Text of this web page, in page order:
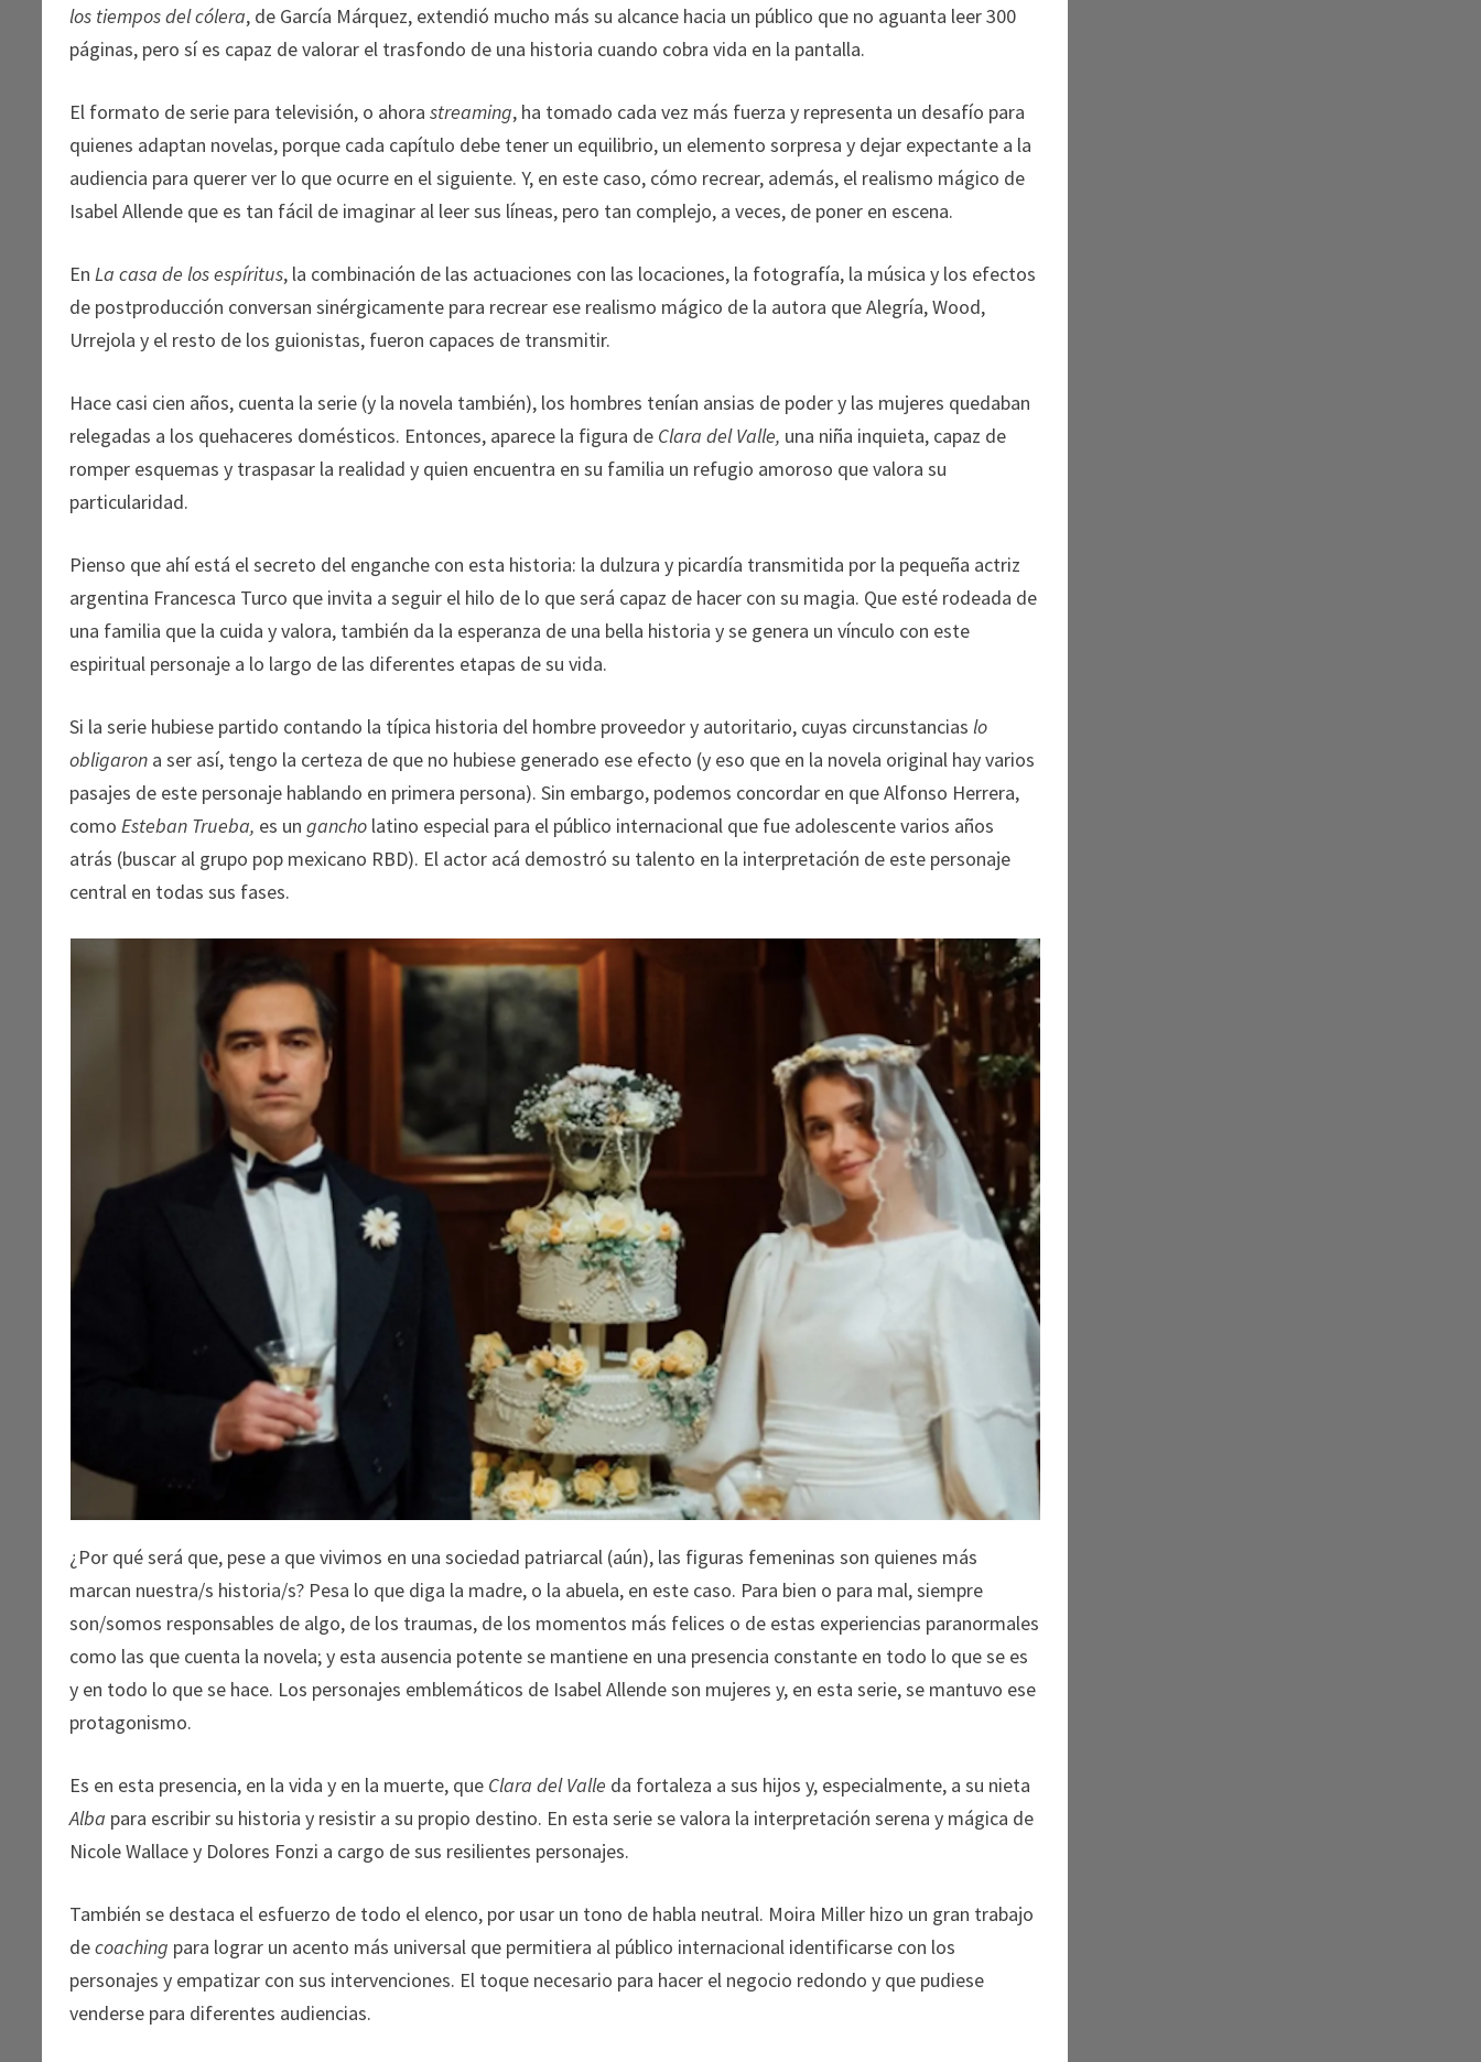
los tiempos del cólera, de García Márquez, extendió mucho más su alcance hacia un público que no aguanta leer 300
páginas, pero sí es capaz de valorar el trasfondo de una historia cuando cobra vida en la pantalla.
El formato de serie para televisión, o ahorastreaming, ha tomado cada vez más fuerza y representa un desafío para
quienes adaptan novelas, porque cada capítulo debe tener un equilibrio, un elemento sorpresa y dejar expectante a la
audiencia para querer ver lo que ocurre en el siguiente. Y, en este caso, cómo recrear, además, el realismo mágico de
Isabel Allende que es tan fácil de imaginar al leer sus líneas, pero tan complejo, a veces, de poner en escena.
EnLa casa de los espíritus, la combinación de las actuaciones con las locaciones, la fotografía, la música y los efectos
de postproducción conversan sinérgicamente para recrear ese realismo mágico de la autora que Alegría, Wood,
Urrejola y el resto de los guionistas, fueron capaces de transmitir.
Hace casi cien años, cuenta la serie (y la novela también), los hombres tenían ansias de poder y las mujeres quedaban
relegadas a los quehaceres domésticos. Entonces, aparece la figura de Clara del Valle, una niña inquieta, capaz de
romper esquemas y traspasar la realidad y quien encuentra en su familia un refugio amoroso que valora su
particularidad.
Pienso que ahí está el secreto del enganche con esta historia: la dulzura y picardía transmitida por la pequeña actriz
argentina Francesca Turco que invita a seguir el hilo de lo que será capaz de hacer con su magia. Que esté rodeada de
una familia que la cuida y valora, también da la esperanza de una bella historia y se genera un vínculo con este
espiritual personaje a lo largo de las diferentes etapas de su vida.
Si la serie hubiese partido contando la típica historia del hombre proveedor y autoritario, cuyas circunstanciaslo
obligaron a ser así, tengo la certeza de que no hubiese generado ese efecto (y eso que en la novela original hay varios
pasajes de este personaje hablando en primera persona). Sin embargo, podemos concordar en que Alfonso Herrera,
comoEsteban Trueba, es ungancho latino especial para el público internacional que fue adolescente varios años
atrás (buscar al grupo pop mexicano RBD). El actor acá demostró su talento en la interpretación de este personaje
central en todas sus fases.
¿Por qué será que, pese a que vivimos en una sociedad patriarcal (aún), las figuras femeninas son quienes más
marcan nuestra/s historia/s? Pesa lo que diga la madre, o la abuela, en este caso. Para bien o para mal, siempre
son/somos responsables de algo, de los traumas, de los momentos más felices o de estas experiencias paranormales
como las que cuenta la novela; y esta ausencia potente se mantiene en una presencia constante en todo lo que se es
y en todo lo que se hace. Los personajes emblemáticos de Isabel Allende son mujeres y, en esta serie, se mantuvo ese
protagonismo.
Es en esta presencia, en la vida y en la muerte, que Clara del Valle da fortaleza a sus hijos y, especialmente, a su nieta
Alba para escribir su historia y resistir a su propio destino. En esta serie se valora la interpretación serena y mágica de
Nicole Wallace y Dolores Fonzi a cargo de sus resilientes personajes.
También se destaca el esfuerzo de todo el elenco, por usar un tono de habla neutral. Moira Miller hizo un gran trabajo
decoaching para lograr un acento más universal que permitiera al público internacional identificarse con los
personajes y empatizar con sus intervenciones. El toque necesario para hacer el negocio redondo y que pudiese
venderse para diferentes audiencias.